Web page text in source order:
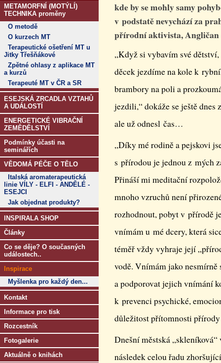
METAMORFNÍ (MOTÝLÍ)
TECHNIKA proměny
O metodě
O kurzech MT
Terapeutické ošetření MT u
Jitky Třešňákové
Zpětné ohlasy z aplikace MT
a kurzů
Terapeuté MT v ČR a SR
ESEJSKÁ ZRCADLA VZTAHŮ
A UDÁLOSTÍ
ENERGETICKÉ VIBRAČNÍ
ZEMĚDĚLSTVÍ
Podmínky účasti na
seminářích
VĚDOMÁ PÉČE O TĚLO
Italská aromaterapeutická
linie VÍLY - ELFI - ANDĚLÉ -
ESEJCI
Jak objednat produkty?
INSPIRALA SHOP
Články
Co se děje? O současných
událostech..
Inspirace
Myšlenka pro každý den...
Kontakt
Informace pro tisk
Rozcestník
Fotogalerie
Aktuálně o knihách
kde by se mohly samy
v podstatě nevychází za
přírodní aktivista,
„Když si vybavím své
děcek jezdíme na kole k
brambory na poli a
jezdili,“ dokáže se ještě
ale už odnesl čas…
„Díky mé rodině a pejskovi
s přírodou je jednou z mých
Přináší mi meditační
mnoho vzruchů není
rozhodnout, pobyt v přírodě
vnímám u mé dcery, která
téměř vždy vyhraje její
vodě. Vnímám jako
a podporovat jejich vnímání
k prevenci psychické,
důležitost přítomnosti
Dnešní městská
následek celou řadu